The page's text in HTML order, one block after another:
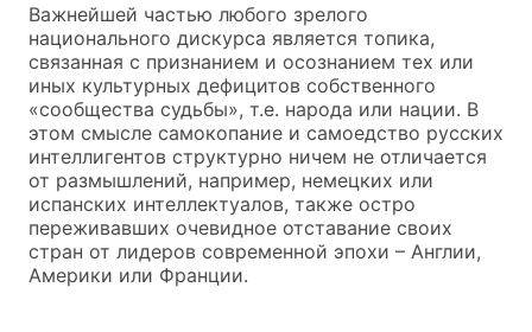
Важнейшей частью любого зрелого
национального дискурса является топика,
связанная с признанием и осознанием тех или
иных культурных дефицитов собственного
«сообщества судьбы», т.е. народа или нации. В
этом смысле самокопание и самоедство русских
интеллигентов структурно ничем не отличается
от размышлений, например, немецких или
испанских интеллектуалов, также остро
переживавших очевидное отставание своих
стран от лидеров современной эпохи – Англии,
Америки или Франции.